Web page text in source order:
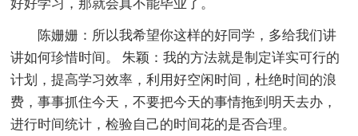
好好学习，那就会真不能毕业了。
陈姗姗：所以我希望你这样的好同学，多给我们讲
讲如何珍惜时间。 朱颖：我的方法就是制定详实可行的
计划，提高学习效率，利用好空闲时间，杜绝时间的浪
费，事事抓住今天，不要把今天的事情拖到明天去办，
进行时间统计，检验自己的时间花的是否合理。